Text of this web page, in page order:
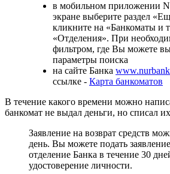
в мобильном приложении
экране выберите раздел
кликните на «Банкоматы и
«Отделения». При
фильтром, где Вы можете
параметры поиска
на сайте Банка
ссылке - Карта банкоматов
В течение какого времени можно
банкомат не выдал деньги, но списал
Заявление на возврат средств
день. Вы можете подать
отделение Банка в течение 30
удостоверение личности.